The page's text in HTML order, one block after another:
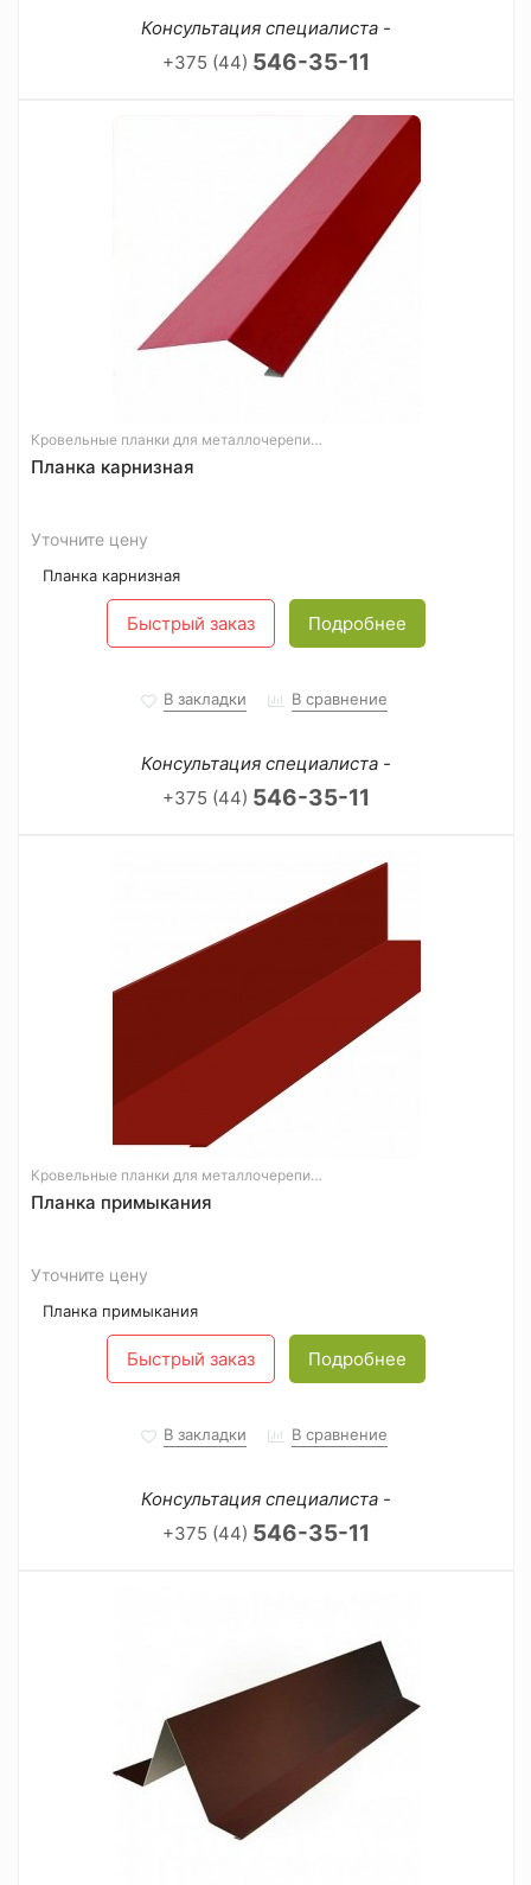
Консультация специалиста -
+375 (44) 546-35-11
Кровельные планки для металлочерепицы
Планка карнизная
Уточните цену
Планка карнизная
Быстрый заказ Подробнее
В закладки В сравнение
Консультация специалиста -
+375 (44) 546-35-11
Кровельные планки для металлочерепицы
Планка примыкания
Уточните цену
Планка примыкания
Быстрый заказ Подробнее
В закладки В сравнение
Консультация специалиста -
+375 (44) 546-35-11